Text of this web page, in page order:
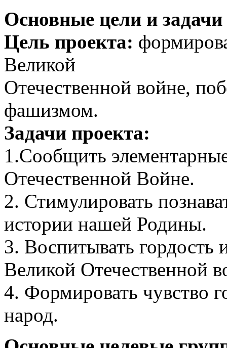
Основные цели и задачи
Цель проекта:
Великой
Отечественной войне,
фашизмом.
Задачи проекта:
1.Сообщить
Отечественной Войне.
2. Стимулировать
истории нашей Родины.
3. Воспитывать гордость
Великой Отечественной
4. Формировать чувство
народ.